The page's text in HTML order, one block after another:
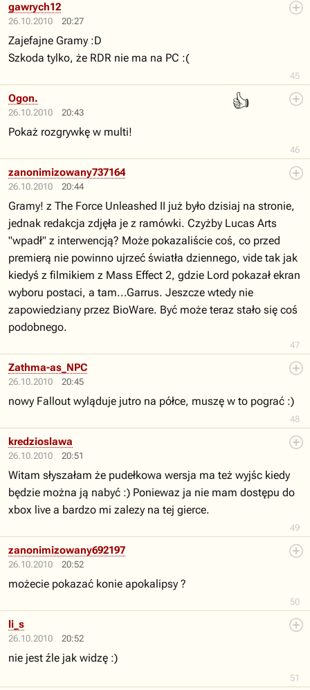
26.10.2010 20:27
45
gawrych12
Zajefajne Gramy :D
Szkoda tylko, że RDR nie ma na PC :(
26.10.2010 20:43
👍
46
Ogon.
Pokaż rozgrywkę w multi!
26.10.2010 20:44
47
zanonimizowany737164
Gramy! z The Force Unleashed II już było dzisiaj na stronie,
jednak redakcja zdjęła je z ramówki. Czyżby Lucas Arts
"wpadł" z interwencją? Może pokazaliście coś, co przed
premierą nie powinno ujrzeć światła dziennego, vide tak jak
kiedyś z filmikiem z Mass Effect 2, gdzie Lord pokazał ekran
wyboru postaci, a tam...Garrus. Jeszcze wtedy nie
zapowiedziany przez BioWare. Być może teraz stało się coś
podobnego.
26.10.2010 20:45
48
Zathma-as_NPC
nowy Fallout wyląduje jutro na półce, muszę w to pograć :)
26.10.2010 20:51
49
kredzioslawa
Witam słyszałam że pudełkowa wersja ma też wyjśc kiedy
będzie można ją nabyć :) Poniewaz ja nie mam dostępu do
xbox live a bardzo mi zalezy na tej gierce.
26.10.2010 20:52
50
zanonimizowany692197
możecie pokazać konie apokalipsy ?
26.10.2010 20:52
51
li_s
nie jest źle jak widzę :)